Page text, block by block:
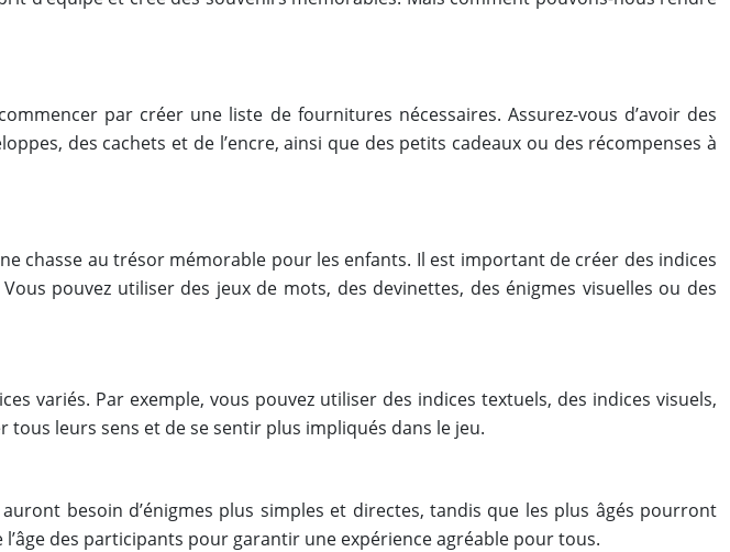
par créer une liste de fournitures nécessaires. Assurez-vous d’avoir des
des cachets et de l’encre, ainsi que des petits cadeaux ou des récompenses à
chasse au trésor mémorable pour les enfants. Il est important de créer des indices
pouvez utiliser des jeux de mots, des devinettes, des énigmes visuelles ou des
variés. Par exemple, vous pouvez utiliser des indices textuels, des indices visuels,
leurs sens et de se sentir plus impliqués dans le jeu.
besoin d’énigmes plus simples et directes, tandis que les plus âgés pourront
des participants pour garantir une expérience agréable pour tous.